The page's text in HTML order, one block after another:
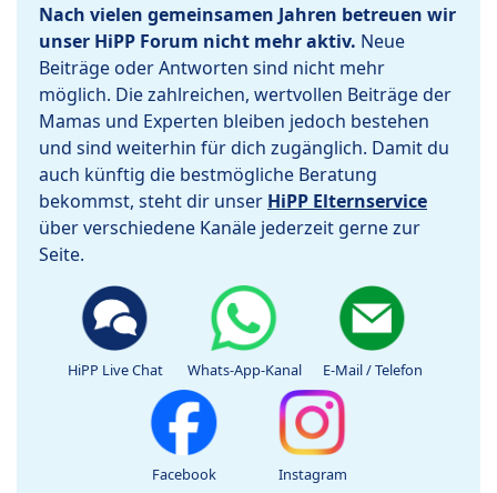
Nach vielen gemeinsamen Jahren betreuen wir
unser HiPP Forum nicht mehr aktiv. Neue
Beiträge oder Antworten sind nicht mehr
möglich. Die zahlreichen, wertvollen Beiträge der
Mamas und Experten bleiben jedoch bestehen
und sind weiterhin für dich zugänglich. Damit du
auch künftig die bestmögliche Beratung
bekommst, steht dir unser HiPP Elternservice
über verschiedene Kanäle jederzeit gerne zur
Seite.
HiPP Live Chat Whats-App-Kanal E-Mail / Telefon
Facebook Instagram